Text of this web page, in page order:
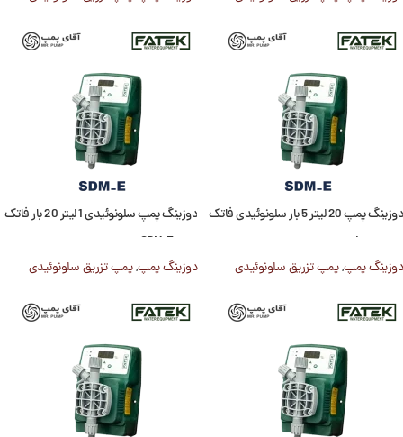
دوزینگ پمپ 20 لیتر 5 بار سلونوئیدی فاتک
دوزینگ پمپ,پمپ تزریق سلونوئیدی
دوزینگ پمپ سلونوئیدی 1 لیتر 20 بار فاتک
سری SDM-E
دوزینگ پمپ,پمپ تزریق سلونوئیدی